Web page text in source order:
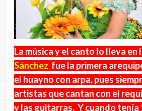
La música y el canto lo lleva en
Sánchez fue la primera
el huayno con arpa, pues
artistas que cantan con el
y las guitarras. Y cuando tenía